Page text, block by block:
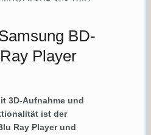
BD-
Player
3D-Aufnahme und
ist der
Ray Player und